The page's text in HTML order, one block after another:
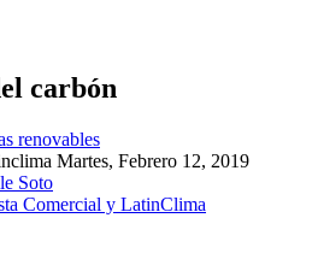
carbón
renovables
Martes, Febrero 12, 2019
Soto
Comercial y LatinClima